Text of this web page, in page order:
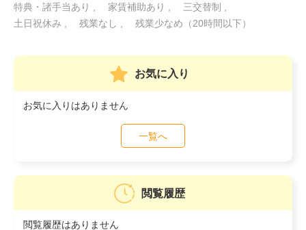
特典・諸手当あり 家賃補助あり
三交替制
土日祝休み
残業なし 残業少なめ（20時間以下）
お気に入り
お気に入りはありません
一覧へ
閲覧履歴
閲覧履歴はありません